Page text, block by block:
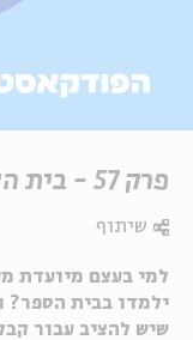
פרק 57 - בית הלל: לכל אדם
למי בעצם מיועדת
ילמדו בבית הספר?
שיש להציב עבור
שיתוף